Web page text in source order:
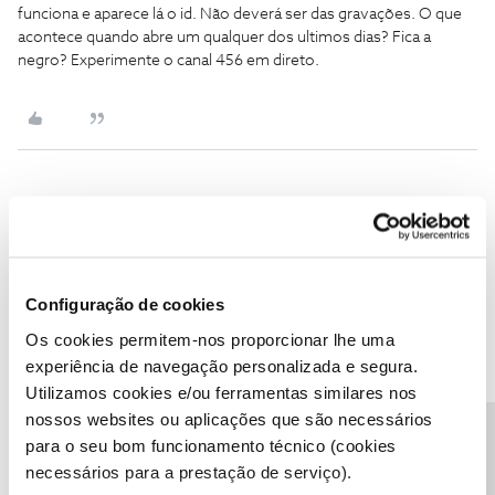
Configuração de cookies
Os cookies permitem-nos proporcionar lhe uma
experiência de navegação personalizada e segura.
Utilizamos cookies e/ou ferramentas similares nos
nossos websites ou aplicações que são necessários
para o seu bom funcionamento técnico (cookies
necessários para a prestação de serviço).
funciona e aparece lá o id. Não deverá ser das gravações. O que
acontece quando abre um qualquer dos ultimos dias? Fica a
negro? Experimente o canal 456 em direto.
Forum|Forum|6 years ago
456 diz que a minha box está activa. E, ao 11º dia, após o
informática! A NOS no seu melhor. Agradeço todas as sugestões
mas já não vejo outra maneira senão cancelar um srviço pelo qual
estou a pagar e do qual não consigo usufruir!